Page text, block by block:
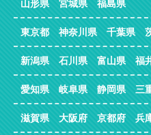
山形県 宮城県 福島県
東京都 神奈川県 千葉県
新潟県 石川県 富山県 福
愛知県 岐阜県 静岡県 三
滋賀県 大阪府 京都府 兵